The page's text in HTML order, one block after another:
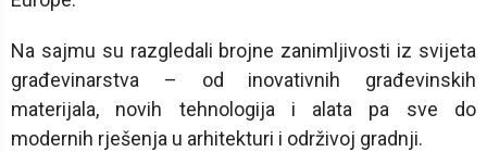
Na sajmu su razgledali brojne zanimljivosti iz svijeta
građevinarstva – od inovativnih građevinskih
materijala, novih tehnologija i alata pa sve do
modernih rješenja u arhitekturi i održivoj gradnji.